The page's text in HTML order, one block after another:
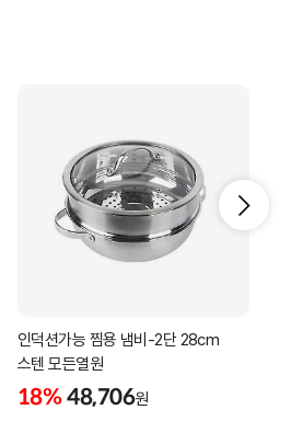
인덕션가능 찜용 냄비-2단 28cm
스텐 모든열원
18% 48,706원